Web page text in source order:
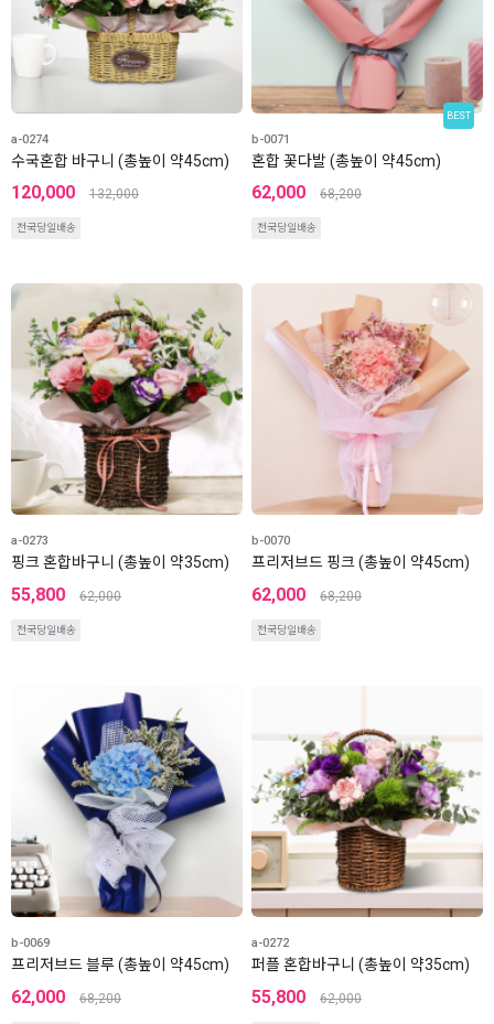
a-0274
수국혼합 바구니 (총높이 약45cm)
120,000 132,000
전국당일배송
BEST
b-0071
혼합 꽃다발 (총높이 약45cm)
62,000 68,200
전국당일배송
a-0273
핑크 혼합바구니 (총높이 약35cm)
55,800 62,000
전국당일배송
b-0070
프리저브드 핑크 (총높이 약45cm)
62,000 68,200
전국당일배송
b-0069
프리저브드 블루 (총높이 약45cm)
62,000 68,200
a-0272
퍼플 혼합바구니 (총높이 약35cm)
55,800 62,000